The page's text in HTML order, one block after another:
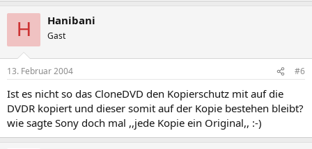
H Hanibani
Gast
13. Februar 2004 #6
Ist es nicht so das CloneDVD den Kopierschutz mit auf die
DVDR kopiert und dieser somit auf der Kopie bestehen bleibt?
wie sagte Sony doch mal ,,jede Kopie ein Original,, :-)